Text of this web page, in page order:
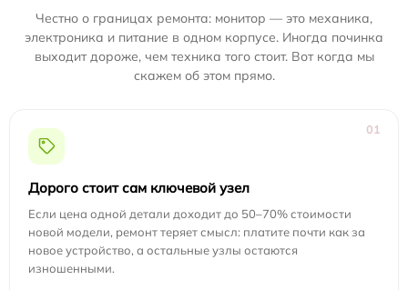
Честно о границах ремонта: монитор — это механика,
электроника и питание в одном корпусе. Иногда починка
выходит дороже, чем техника того стоит. Вот когда мы
скажем об этом прямо.
01
Дорого стоит сам ключевой узел
Если цена одной детали доходит до 50–70% стоимости
новой модели, ремонт теряет смысл: платите почти как за
новое устройство, а остальные узлы остаются
изношенными.